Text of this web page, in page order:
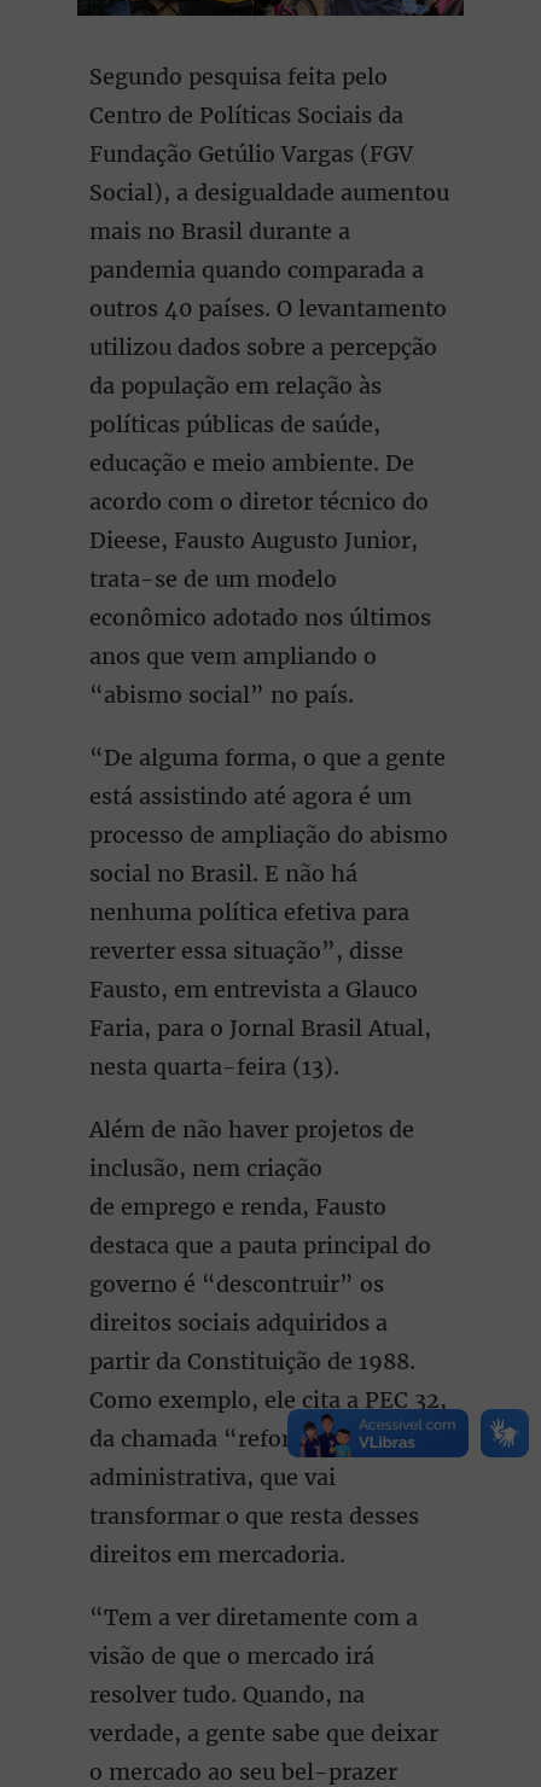
Segundo pesquisa feita pelo
Centro de Políticas Sociais da
Fundação Getúlio Vargas (FGV
Social), a desigualdade aumentou
mais no Brasil durante a
pandemia quando comparada a
outros 40 países. O levantamento
utilizou dados sobre a percepção
da população em relação às
políticas públicas de saúde,
educação e meio ambiente. De
acordo com o diretor técnico do
Dieese, Fausto Augusto Junior,
trata-se de um modelo
econômico adotado nos últimos
anos que vem ampliando o
“abismo social” no país.
“De alguma forma, o que a gente
está assistindo até agora é um
processo de ampliação do abismo
social no Brasil. E não há
nenhuma política efetiva para
reverter essa situação”, disse
Fausto, em entrevista a Glauco
Faria, para o Jornal Brasil Atual,
nesta quarta-feira (13).
Além de não haver projetos de
inclusão, nem criação
de emprego e renda, Fausto
destaca que a pauta principal do
governo é “descontruir” os
direitos sociais adquiridos a
partir da Constituição de 1988.
Como exemplo, ele cita a PEC 32,
da chamada “reforma”
administrativa, que vai
transformar o que resta desses
direitos em mercadoria.
“Tem a ver diretamente com a
visão de que o mercado irá
resolver tudo. Quando, na
verdade, a gente sabe que deixar
o mercado ao seu bel-prazer